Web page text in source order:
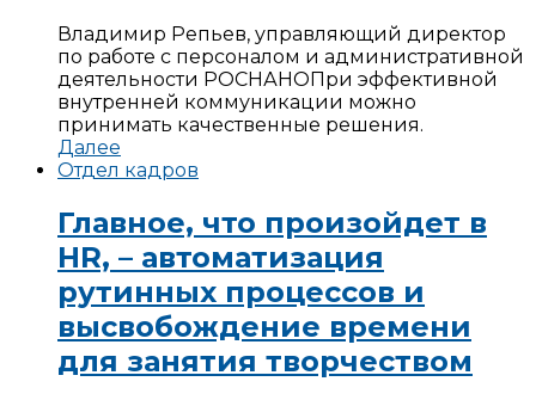
Владимир Репьев, управляющий директор
по работе с персоналом и административной
деятельности РОСНАНОПри эффективной
внутренней коммуникации можно
принимать качественные решения.
Далее
Отдел кадров
Главное, что произойдет в
HR, – автоматизация
рутинных процессов и
высвобождение времени
для занятия творчеством